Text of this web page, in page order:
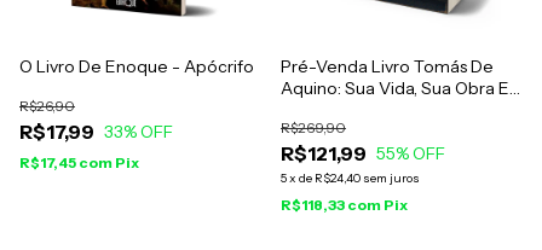
O Livro De Enoque - Apócrifo
R$17,99
R$26,90
33% OFF
R$17,45 com Pix
Pré-Venda Livro Tomás De
Aquino: Sua Vida, Sua Obra E
Giralt
R$121,99
R$269,90
55% OFF
5x de R$24,40 sem juros
R$118,33 com Pix